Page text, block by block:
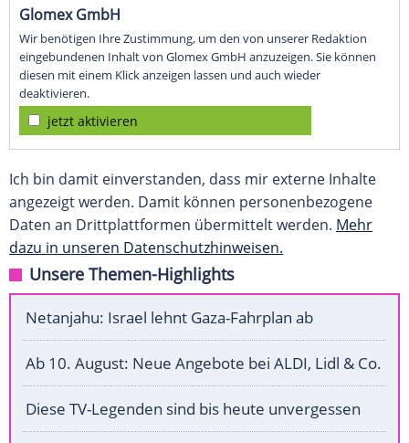
Glomex GmbH
Wir benötigen Ihre Zustimmung, um den von unserer Redaktion
eingebundenen Inhalt von Glomex GmbH anzuzeigen. Sie können
diesen mit einem Klick anzeigen lassen und auch wieder
deaktivieren.
jetzt aktivieren
Ich bin damit einverstanden, dass mir externe Inhalte
angezeigt werden. Damit können personenbezogene
Daten an Drittplattformen übermittelt werden. Mehr
dazu in unseren Datenschutzhinweisen.
Unsere Themen-Highlights
Netanjahu: Israel lehnt Gaza-Fahrplan ab
Ab 10. August: Neue Angebote bei ALDI, Lidl & Co.
Diese TV-Legenden sind bis heute unvergessen